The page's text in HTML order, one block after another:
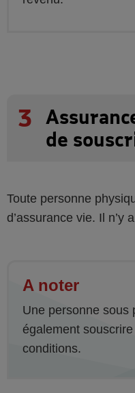
3
de
Toute personne
d’assurance vie. Il n’y
A noter
Une personne sous
également
conditions.